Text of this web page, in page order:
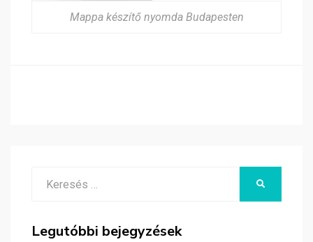
Mappa készítő nyomda Budapesten
Legutóbbi bejegyzések